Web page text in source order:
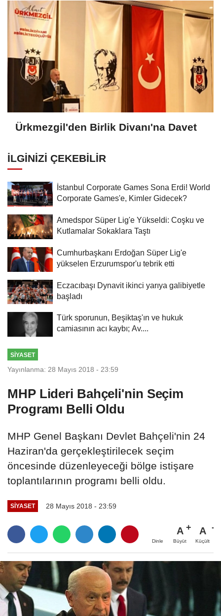
Ürkmezgil'den Birlik Divanı'na Davet
İLGINIZI ÇEKEBILIR
İstanbul Corporate Games Sona Erdi! World
Corporate Games'e, Kimler Gidecek?
Amedspor Süper Lig'e Yükseldi: Coşku ve
Kutlamalar Sokaklara Taştı
Cumhurbaşkanı Erdoğan Süper Lig'e
yükselen Erzurumspor'u tebrik etti
Eczacıbaşı Dynavit ikinci yarıya galibiyetle
başladı
Türk sporunun, Beşiktaş'ın ve hukuk
camiasının acı kaybı; Av....
SIYASET
Yayınlanma: 28 Mayıs 2018 - 23:59
MHP Lideri Bahçeli'nin Seçim
Programı Belli Oldu
MHP Genel Başkanı Devlet Bahçeli'nin 24
Haziran'da gerçekleştirilecek seçim
öncesinde düzenleyeceği bölge istişare
toplantılarının programı belli oldu.
SIYASET 28 Mayıs 2018 - 23:59
Dinle
A
Büyüt
A
Küçült